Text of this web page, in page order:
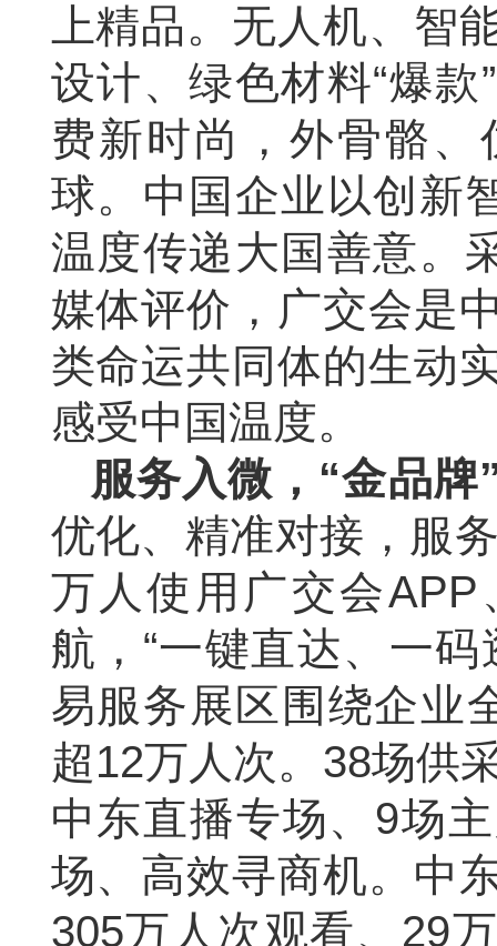
上精品。无人机、智
设计、绿色材料“爆
费新时尚，外骨骼
球。中国企业以创新
温度传递大国善意。
媒体评价，广交会是
类命运共同体的生动
感受中国温度。
服务入微，“金品牌
优化、精准对接，服
万人使用广交会
航，“一键直达、一
易服务展区围绕企业
超12万人次。38场供
中东直播专场、9场
场、高效寻商机。中
305万人次观看、29